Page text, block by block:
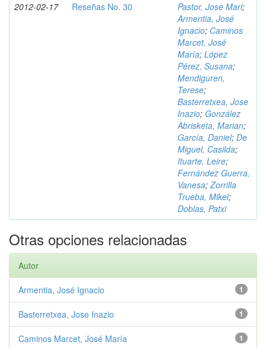
2012-02-17 Reseñas No. 30 Pastor, Jose Mari;
Armentia, José
Ignacio; Caminos
Marcet, José
María; López
Pérez, Susana;
Mendiguren,
Terese;
Basterretxea, Jose
Inazio; González
Abrisketa, Marian;
García, Daniel; De
Miguel, Casilda;
Ituarte, Leire;
Fernández Guerra,
Vanesa;Zorrilla
Trueba, Mikel;
Doblas, Patxi
Otras opciones relacionadas
Autor
1
Armentia, José Ignacio
1
Basterretxea, Jose Inazio
1
Caminos Marcet, José María